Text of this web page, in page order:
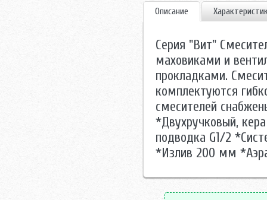
Описание
Серия "Вит"
маховиками и
прокладками.
комплектуются
смесителей
*Двухручковый,
подводка G1/2
*Излив 200 мм